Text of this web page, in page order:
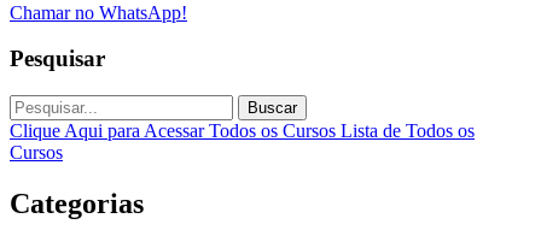
Chamar no WhatsApp!
Pesquisar
Buscar
Clique Aqui para Acessar Todos os Cursos Lista de Todos os
Cursos
Categorias